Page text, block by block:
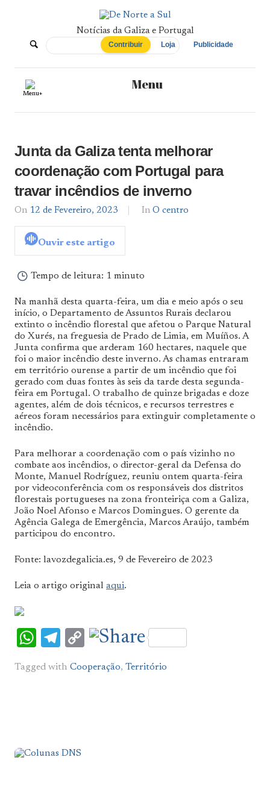
De
Norte
Notícias da Galiza e Portugal
Contribuir Loja Publicidade
Menu
Menu+
Junta da Galiza tenta melhorar
coordenação com Portugal para
travar incêndios de inverno
On 12 de Fevereiro, 2023
By
In O centro
Ouvir este artigo
Tempo de leitura: 1 minuto
Na manhã desta quarta-feira, um dia e meio após o seu
início, o Departamento de Assuntos Rurais declarou
extinto o incêndio florestal que afetou o Parque Natural
do Xurés, na freguesia de Prado de Limia, em Muíños. A
Junta confirma que arderam 160 hectares, naquele que
foi o maior incêndio deste inverno. As chamas entraram
em território ourense a partir de um incêndio que foi
gerado com duas fontes às seis da tarde desta segunda-
feira em Portugal. O trabalho de quinze brigadas e doze
agentes, além de dois técnicos, e recursos terrestres e
aéreos foram necessários para extinguir completamente o
incêndio.
Para melhorar a coordenação com o país vizinho no
combate aos incêndios, o director-geral da Defensa do
Monte, Manuel Rodríguez, reuniu ontem quarta-feira
por videoconferência com os responsáveis ​​dos distritos
florestais portugueses na zona fronteiriça com a Galiza,
João Noel Afonso e Marcos Domingues. O gerente da
Agência Galega de Emergência, Marcos Araújo, também
participou do encontro.
Fonte: lavozdegalicia.es, 9 de Fevereiro de 2023
Leia o artigo original aqui.
WhatsApp
Telegram
Copy
Tagged with Cooperação, Território